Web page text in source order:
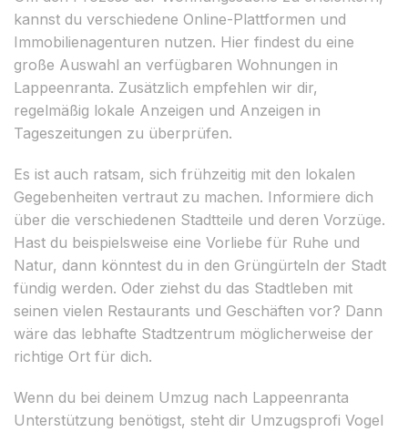
kannst du verschiedene Online-Plattformen und
Immobilienagenturen nutzen. Hier findest du eine
große Auswahl an verfügbaren Wohnungen in
Lappeenranta. Zusätzlich empfehlen wir dir,
regelmäßig lokale Anzeigen und Anzeigen in
Tageszeitungen zu überprüfen.
Es ist auch ratsam, sich frühzeitig mit den lokalen
Gegebenheiten vertraut zu machen. Informiere dich
über die verschiedenen Stadtteile und deren Vorzüge.
Hast du beispielsweise eine Vorliebe für Ruhe und
Natur, dann könntest du in den Grüngürteln der Stadt
fündig werden. Oder ziehst du das Stadtleben mit
seinen vielen Restaurants und Geschäften vor? Dann
wäre das lebhafte Stadtzentrum möglicherweise der
richtige Ort für dich.
Wenn du bei deinem Umzug nach Lappeenranta
Unterstützung benötigst, steht dir Umzugsprofi Vogel